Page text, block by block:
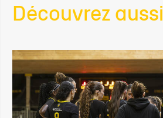
Découvrez aussi